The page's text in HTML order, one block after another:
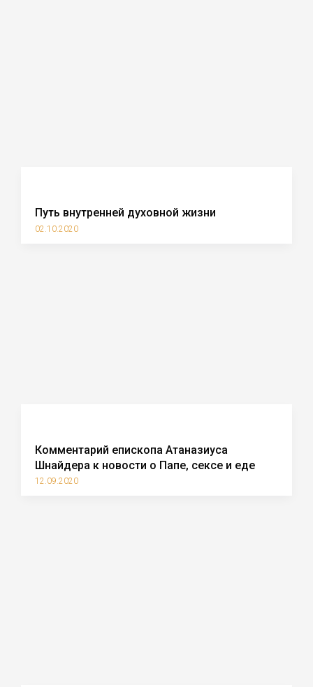
Путь внутренней духовной жизни
02.10.2020
Комментарий епископа Атаназиуса
Шнайдера к новости о Папе, сексе и еде
12.09.2020